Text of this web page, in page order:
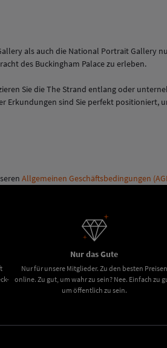
als auch die National Portrait Gallery
des Buckingham Palace zu erleben.
Sie die The Strand entlang oder
Erkundungen sind Sie perfekt positioniert,
Allgemeinen Geschäftsbedingungen
Nur das Gute
Nur für unsere Mitglieder. Zu den besten Preisen
online. Zu gut, um wahr zu sein? Nee. Einfach zu
um öffentlich zu sein.